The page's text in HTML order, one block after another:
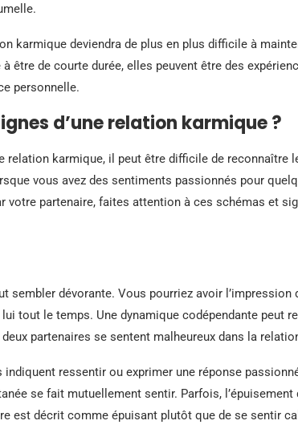
karmique deviendra de plus en plus difficile à
être de courte durée, elles peuvent être des
personnelle.
d’une relation karmique ?
relation karmique, il peut être difficile de reconnaître
vous avez des sentiments passionnés pour
votre partenaire, faites attention à ces schémas et
sembler dévorante. Vous pourriez avoir l’impression
lui tout le temps. Une dynamique codépendante peut
partenaires se sentent malheureux dans la
ressentir ou exprimer une réponse
se fait mutuellement sentir. Parfois,
est décrit comme épuisant plutôt que de se sentir